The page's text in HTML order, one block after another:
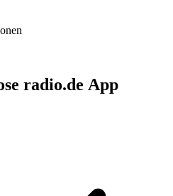
radio.de App